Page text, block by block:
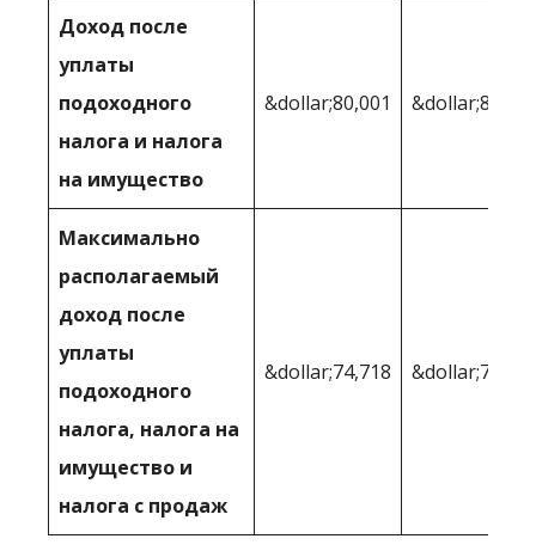
Доход после
уплаты
подоходного
налога и налога
на имущество
&dollar;80,001
Максимально
располагаемый
доход после
уплаты
подоходного
налога, налога на
имущество и
налога с продаж
&dollar;74,718